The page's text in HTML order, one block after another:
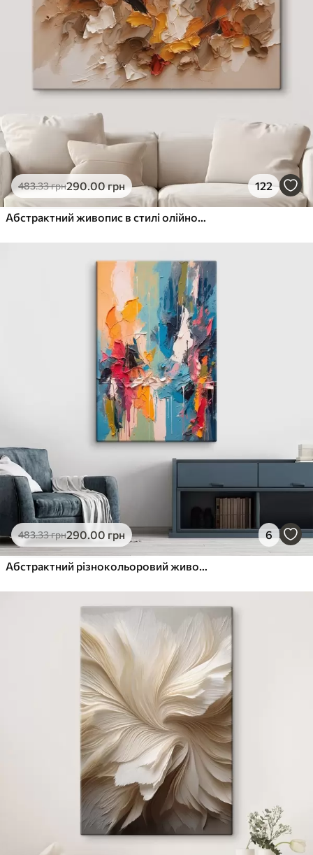
483.33грн290.00грн 122
Абстрактний живопис в стилі олійного живопису
483.33грн290.00 грн 6
Абстрактний різнокольоровий живопис в стилі олійного живопису